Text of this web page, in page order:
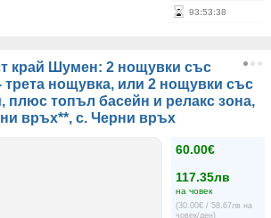
93:53:38
край Шумен: 2 нощувки със
трета нощувка, или 2 нощувки със
плюс топъл басейн и релакс зона,
връх**, с. Черни връх
60.00€
117.35лв
на човек
(30.00€ / 58.67лв на
човек/ден)